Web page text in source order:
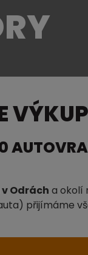
Odrách a okolí
přijímáme